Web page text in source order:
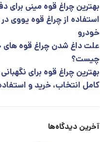
بهترین چراغ قوه مینی برای
استفاده از چراغ قوه یووی
خودرو
علت داغ شدن چراغ قوه های
چیست؟
بهترین چراغ قوه برای
کامل انتخاب، خرید و
آخرین دیدگاه‌ها